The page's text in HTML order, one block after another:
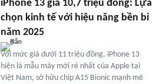
iPhone 13 giá 10,7 triệu đồng: Lựa
chọn kinh tế với hiệu năng bền bỉ
năm 2025
Với mức giá dưới 11 triệu đồng, iPhone 13
hiện là mẫu máy mới rẻ nhất của Apple tại
Việt Nam, sở hữu chip A15 Bionic mạnh mẽ